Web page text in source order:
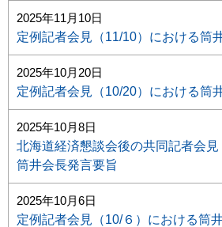
2025年11月10日
定例記者会見（11/10）における筒
2025年10月20日
定例記者会見（10/20）における筒
2025年10月8日
北海道経済懇談会後の共同記者会
筒井会長発言要旨
2025年10月6日
定例記者会見（10/６）における筒